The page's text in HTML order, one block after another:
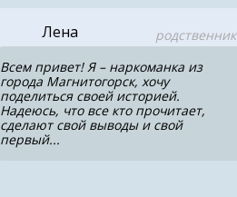
Лена
родственник
Всем привет! Я – наркоманка из
города Магнитогорск, хочу
поделиться своей историей.
Надеюсь, что все кто прочитает,
сделают свой выводы и свой
первый...